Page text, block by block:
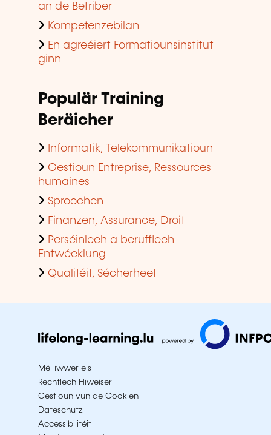
an de Betriber
Kompetenzebilan
En agreéiert Formatiounsinstitut
ginn
Populär Training
Beräicher
Informatik, Telekommunikatioun
Gestioun Entreprise, Ressources
humaines
Sproochen
Finanzen, Assurance, Droit
Perséinlech a berufflech
Entwécklung
Qualitéit, Sécherheet
Méi iwwer eis
Rechtlech Hiweiser
Gestioun vun de Cookien
Dateschutz
Accessibilitéit